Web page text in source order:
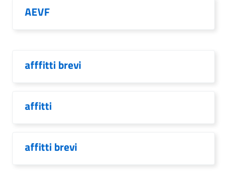
AEVF
afffitti brevi
affitti
affitti brevi